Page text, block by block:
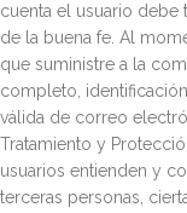
cuenta el usuario
de la buena fe. Al
que suministre a la
completo,
válida de correo
Tratamiento y
usuarios entienden y
terceras personas,